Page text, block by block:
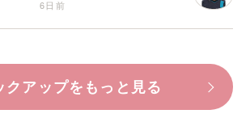
6日前
クアップをもっと見る